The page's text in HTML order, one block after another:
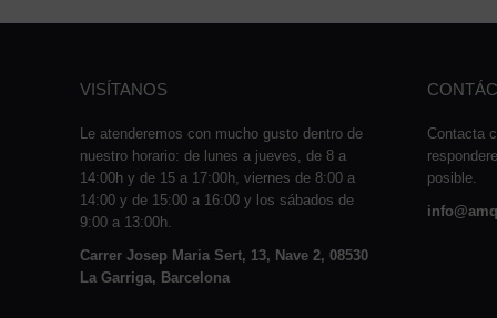
VISÍTANOS
Le atenderemos con mucho gusto dentro de
nuestro horario: de lunes a jueves, de 8 a
14:00h y de 15 a 17:00h, viernes de 8:00 a
14:00 y de 15:00 a 16:00 y los sábados de
9:00 a 13:00h.
Carrer Josep Maria Sert, 13, Nave 2, 08530
La Garriga, Barcelona
Contacta
posible.